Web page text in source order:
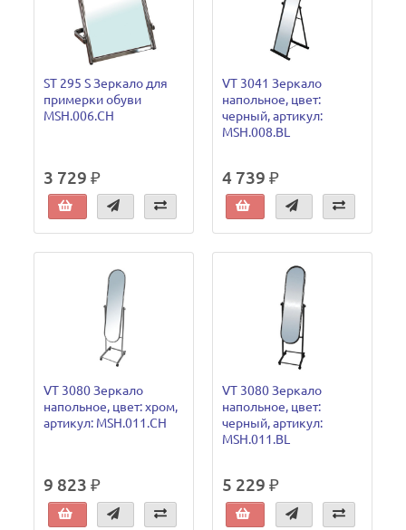
ST 295 S Зеркало для
примерки обуви
MSH.006.CH
3 729 ₽
VT 3041 Зеркало
напольное, цвет:
черный, артикул:
MSH.008.BL
4 739 ₽
VT 3080 Зеркало
напольное, цвет: хром,
артикул: MSH.011.CH
9 823 ₽
VT 3080 Зеркало
напольное, цвет:
черный, артикул:
MSH.011.BL
5 229 ₽